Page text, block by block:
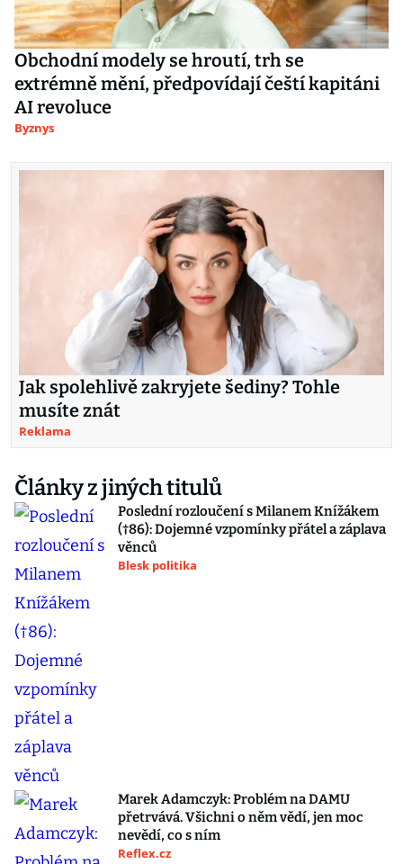
Obchodní modely se hroutí, trh se
extrémně mění, předpovídají čeští kapitáni
AI revoluce
Byznys
Jak spolehlivě zakryjete šediny? Tohle
musíte znát
Reklama
Články z jiných titulů
Poslední rozloučení s Milanem Knížákem
(†86): Dojemné vzpomínky přátel a záplava
věnců
Blesk politika
Marek Adamczyk: Problém na DAMU
přetrvává. Všichni o něm vědí, jen moc
nevědí, co s ním
Reflex.cz